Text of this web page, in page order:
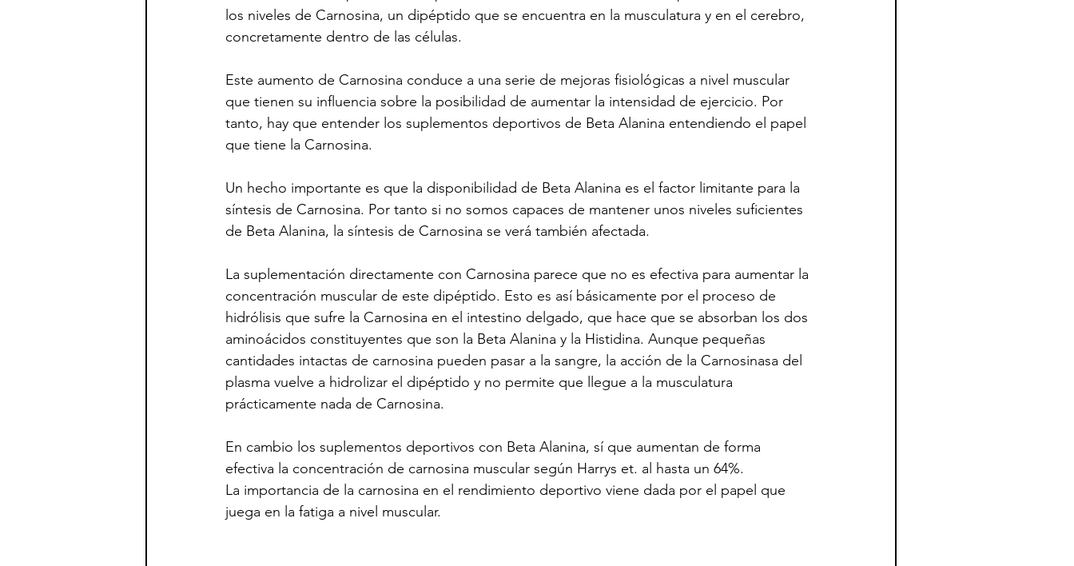
los niveles de Carnosina, un dipéptido que se encuentra en la musculatura y en el cerebro,
concretamente dentro de las células.
Este aumento de Carnosina conduce a una serie de mejoras fisiológicas a nivel muscular
que tienen su influencia sobre la posibilidad de aumentar la intensidad de ejercicio. Por
tanto, hay que entender los suplementos deportivos de Beta Alanina entendiendo el papel
que tiene la Carnosina.
Un hecho importante es que la disponibilidad de Beta Alanina es el factor limitante para la
síntesis de Carnosina. Por tanto si no somos capaces de mantener unos niveles suficientes
de Beta Alanina, la síntesis de Carnosina se verá también afectada.
La suplementación directamente con Carnosina parece que no es efectiva para aumentar la
concentración muscular de este dipéptido. Esto es así básicamente por el proceso de
hidrólisis que sufre la Carnosina en el intestino delgado, que hace que se absorban los dos
aminoácidos constituyentes que son la Beta Alanina y la Histidina. Aunque pequeñas
cantidades intactas de carnosina pueden pasar a la sangre, la acción de la Carnosinasa del
plasma vuelve a hidrolizar el dipéptido y no permite que llegue a la musculatura
prácticamente nada de Carnosina.
En cambio los suplementos deportivos con Beta Alanina, sí que aumentan de forma
efectiva la concentración de carnosina muscular según Harrys et. al hasta un 64%.
La importancia de la carnosina en el rendimiento deportivo viene dada por el papel que
juega en la fatiga a nivel muscular.